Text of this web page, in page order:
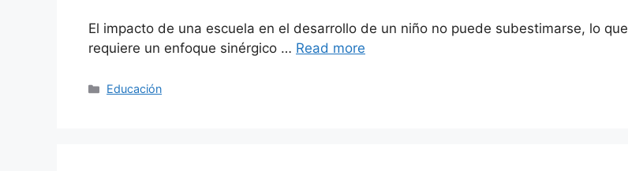
El impacto de una escuela en el desarrollo de un niño no puede subestimarse, lo que
requiere un enfoque sinérgico … Read more
Categories
Educación